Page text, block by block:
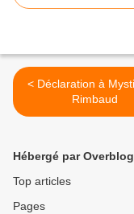
< Déclaration à Mystique -
Rimbaud
Hébergé par Overblog
Top articles
Pages